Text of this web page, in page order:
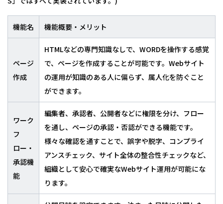
機能名 機能概要・メリット
ページ
作成
HTMLなどの専門知識なしで、WORDを操作する感覚
で、ページを作成することが可能です。Webサイト
の運用が知識のある人に偏らず、属人化を防ぐこと
ができます。
ワーク
フ
ロー・
承認機
能
編集者、承認者、公開者などに権限を分け、フロー
を通し、ページの承認・否認ができる機能です。
様々な確認を通すことで、誤字や脱字、コンプライ
アンスチェック、サイト全体の整合性チェックなど、
組織として安心で確実なWebサイト運用が可能にな
ります。